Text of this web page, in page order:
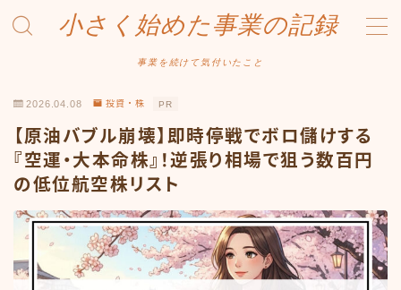
小さく始めた事業の記録
事業を続けて気付いたこと
Amazonせどり
トラブル事例
出品ノウハウ
フリマ物販
Yahoo出品
2026.04.08 投資・株 PR
【原油バブル崩壊】即時停戦でボロ儲けする
『空運・大本命株』！逆張り相場で狙う数百円
の低位航空株リスト